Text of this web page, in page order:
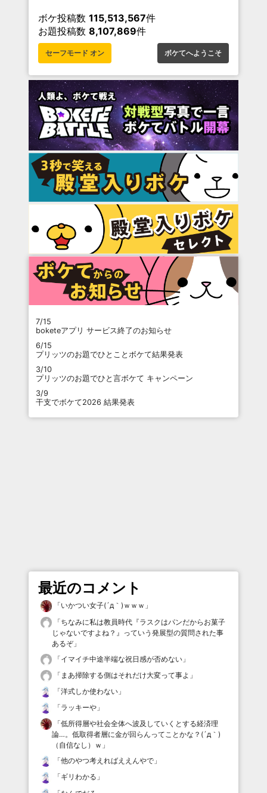
ボケ投稿数 115,513,567件
お題投稿数 8,107,869件
セーフモード オン ボケてへようこそ
7/15
boketeアプリ サービス終了のお知らせ
6/15
プリッツのお題でひとことボケて結果発表
3/10
プリッツのお題でひと言ボケて キャンペーン
3/9
干支でボケて2026 結果発表
最近のコメント
「いかつい女子(´д｀)ｗｗｗ 」
「ちなみに私は教員時代『ラスクはパンだからお菓子
じゃないですよね？』っていう発展型の質問された事
あるぞ」
「イマイチ中途半端な祝日感が否めない 」
「 まあ掃除する側はそれだけ大変って事よ 」
「洋式しか使わない 」
「ラッキーや 」
「低所得層や社会全体へ波及していくとする経済理
論…。低取得者層に金が回らんってことかな？(´д｀)
（自信なし）ｗ 」
「他のやつ考えればええんやで 」
「ギリわかる 」